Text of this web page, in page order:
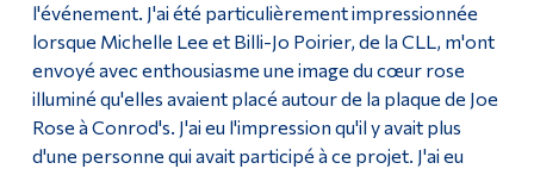
l'événement. J'ai été particulièrement impressionnée
lorsque Michelle Lee et Billi-Jo Poirier, de la CLL, m'ont
envoyé avec enthousiasme une image du cœur rose
illuminé qu'elles avaient placé autour de la plaque de Joe
Rose à Conrod's. J'ai eu l'impression qu'il y avait plus
d'une personne qui avait participé à ce projet. J'ai eu